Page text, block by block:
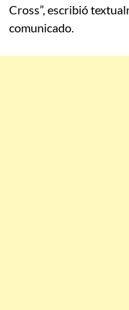
Cross”, escribió
comunicado.